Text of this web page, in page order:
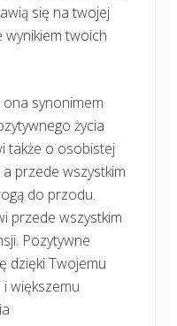
się na twojej
wynikiem twoich
ona synonimem
życia
także o osobistej
a przede wszystkim
do przodu.
przede wszystkim
Pozytywne
dzięki Twojemu
większemu